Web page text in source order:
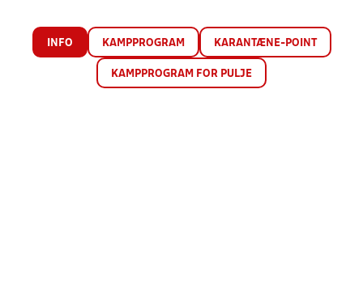
INFO KAMPPROGRAM KARANTÆNE-POINT
KAMPPROGRAM FOR PULJE